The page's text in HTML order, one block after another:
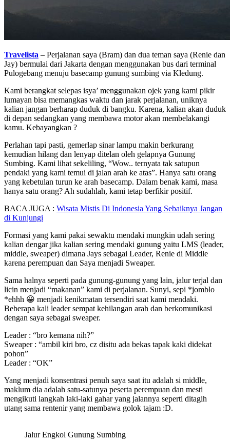
Travelista – Perjalanan saya (Bram) dan dua teman saya (Renie dan
Jay) bermulai dari Jakarta dengan menggunakan bus dari terminal
Pulogebang menuju basecamp gunung sumbing via Kledung.
Kami berangkat selepas isya’ menggunakan ojek yang kami pikir
lumayan bisa memangkas waktu dan jarak perjalanan, uniknya
kalian jangan berharap duduk di bangku. Karena, kalian akan duduk
di depan sedangkan yang membawa motor akan membelakangi
kamu. Kebayangkan ?
Perlahan tapi pasti, gemerlap sinar lampu makin berkurang
kemudian hilang dan lenyap ditelan oleh gelapnya Gunung
Sumbing. Kami lihat sekeliling, “Wow.. ternyata tak satupun
pendaki yang kami temui di jalan arah ke atas”. Hanya satu orang
yang kebetulan turun ke arah basecamp. Dalam benak kami, masa
hanya satu orang? Ah sudahlah, kami tetap berfikir positif.
BACA JUGA : Wisata Mistis Di Indonesia Yang Sebaiknya Jangan
di Kunjungi
Formasi yang kami pakai sewaktu mendaki mungkin udah sering
kalian dengar jika kalian sering mendaki gunung yaitu LMS (leader,
middle, sweaper) dimana Jays sebagai Leader, Renie di Middle
karena perempuan dan Saya menjadi Sweaper.
Sama halnya seperti pada gunung-gunung yang lain, jalur terjal dan
licin menjadi “makanan” kami di perjalanan. Sunyi, sepi *jomblo
*ehhh 😀 menjadi kenikmatan tersendiri saat kami mendaki.
Beberapa kali leader sempat kehilangan arah dan berkomunikasi
dengan saya sebagai sweaper.
Leader : “bro kemana nih?”
Sweaper : “ambil kiri bro, cz disitu ada bekas tapak kaki didekat
pohon”
Leader : “OK”
Yang menjadi konsentrasi penuh saya saat itu adalah si middle,
maklum dia adalah satu-satunya peserta perempuan dan mesti
mengikuti langkah laki-laki gahar yang jalannya seperti ditagih
utang sama rentenir yang membawa golok tajam :D.
Jalur Engkol Gunung Sumbing